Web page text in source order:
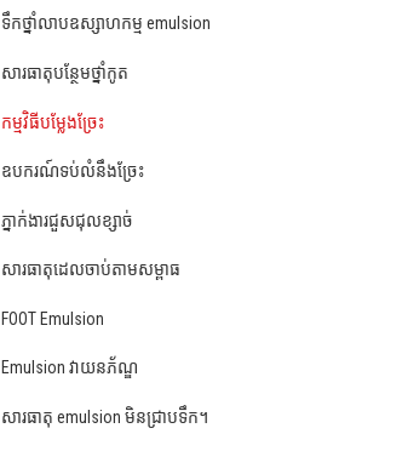
ទឹកថ្នាំលាបឧស្សាហកម្ម emulsion
សារធាតុបន្ថែមថ្នាំកូត
កម្មវិធីបម្លែងច្រែះ
ឧបករណ៍ទប់លំនឹងច្រែះ
ភ្នាក់ងារជួសជុលខ្សាច់
សារធាតុដេលចាប់តាមសម្ពាធ
FOOT Emulsion
Emulsion វាយនភ័ណ្ឌ
សារធាតុ emulsion មិនជ្រាបទឹក។